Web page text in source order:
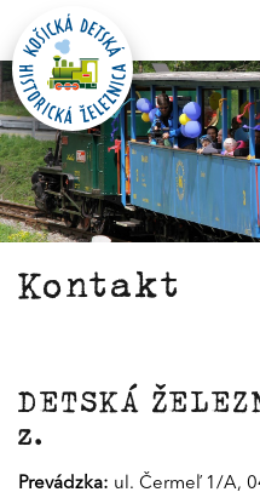
Kontakt
DETSKÁ
z.
Prevádzka: ul. Čermeľ 1/A,